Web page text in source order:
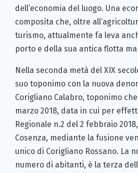
dell’economia del luogo. Una
composita che, oltre
turismo, attualmente fa leva
porto e della sua antica flotta
Nella seconda metà del XIX
suo toponimo con la nuova
Corigliano Calabro, toponimo
marzo 2018, data in cui per
Regionale n.2 del 2 febbraio
Cosenza, mediante la fusione
unico di Corigliano Rossano. La
numero di abitanti, è la terza